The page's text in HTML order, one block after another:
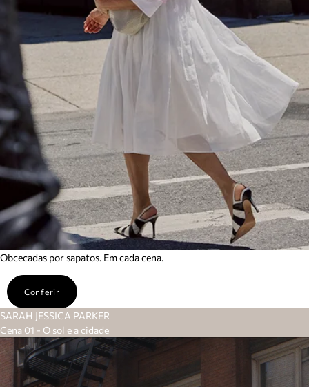
Obcecadas por sapatos. Em cada cena.
Conferir
SARAH JESSICA PARKER
Cena 01 - O sol e a cidade